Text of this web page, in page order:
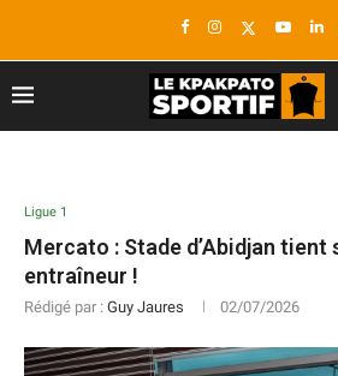
Ligue 1
Mercato : Stade d’Abidjan tient
entraîneur !
Rédigé par : Guy Jaures 02/07/2026